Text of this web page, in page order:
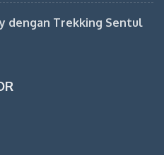
dengan Trekking Sentul